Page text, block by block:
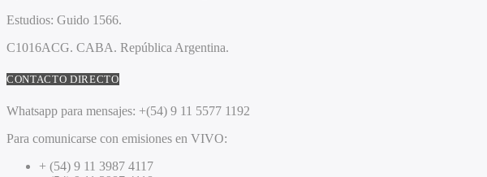
Estudios: Guido 1566.
C1016ACG. CABA. República Argentina.
CONTACTO DIRECTO
Whatsapp para mensajes: +(54) 9 11 5577 1192
Para comunicarse con emisiones en VIVO:
+ (54) 9 11 3987 4117